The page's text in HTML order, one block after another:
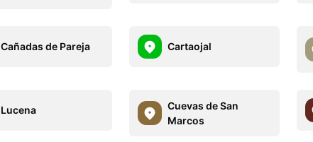
Cañadas de Pareja Cartaojal
Lucena
Cuevas de San
Marcos